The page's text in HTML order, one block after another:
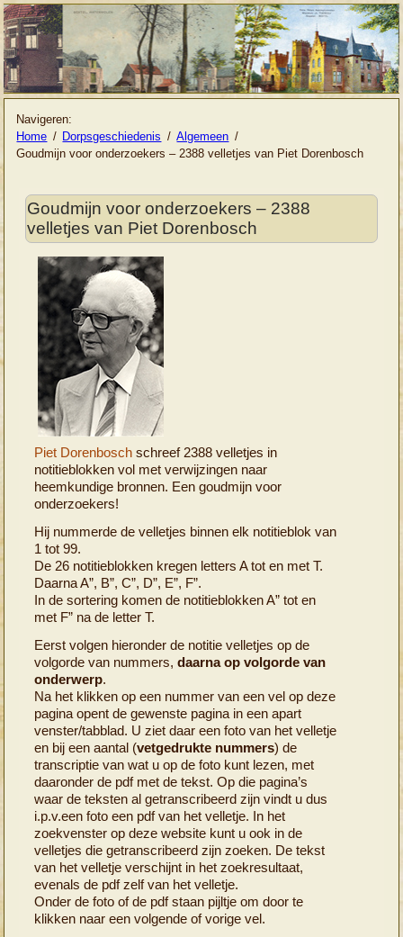
Navigeren:
Home
Dorpsgeschiedenis
Algemeen
Goudmijn voor onderzoekers – 2388 velletjes van Piet Dorenbosch
Goudmijn voor onderzoekers – 2388
velletjes van Piet Dorenbosch
Piet Dorenbosch schreef 2388 velletjes in
notitieblokken vol met verwijzingen naar
heemkundige bronnen. Een goudmijn voor
onderzoekers!
Hij nummerde de velletjes binnen elk notitieblok van
1 tot 99.
De 26 notitieblokken kregen letters A tot en met T.
Daarna A”, B”, C”, D”, E”, F”.
In de sortering komen de notitieblokken A” tot en
met F” na de letter T.
Eerst volgen hieronder de notitie velletjes op de
volgorde van nummers,daarna op volgorde van
onderwerp.
Na het klikken op een nummer van een vel op deze
pagina opent de gewenste pagina in een apart
venster/tabblad. U ziet daar een foto van het velletje
en bij een aantal (vetgedrukte nummers) de
transcriptie van wat u op de foto kunt lezen, met
daaronder de pdf met de tekst. Op die pagina’s
waar de teksten al getranscribeerd zijn vindt u dus
i.p.v.een foto een pdf van het velletje. In het
zoekvenster op deze website kunt u ook in de
velletjes die getranscribeerd zijn zoeken. De tekst
van het velletje verschijnt in het zoekresultaat,
evenals de pdf zelf van het velletje.
Onder de foto of de pdf staan pijltje om door te
klikken naar een volgende of vorige vel.